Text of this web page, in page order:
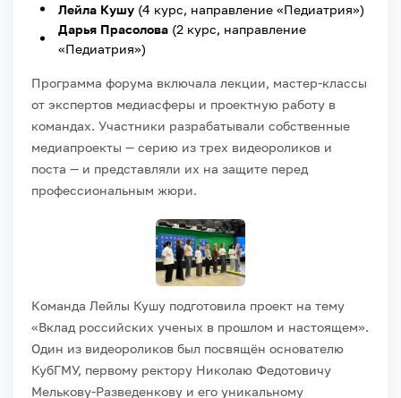
Лейла Кушу (4 курс, направление «Педиатрия»)
Дарья Прасолова (2 курс, направление
«Педиатрия»)
Программа форума включала лекции, мастер-классы
от экспертов медиасферы и проектную работу в
командах. Участники разрабатывали собственные
медиапроекты — серию из трех видеороликов и
поста — и представляли их на защите перед
профессиональным жюри.
Команда Лейлы Кушу подготовила проект на тему
«Вклад российских ученых в прошлом и настоящем».
Один из видеороликов был посвящён основателю
КубГМУ, первому ректору Николаю Федотовичу
Мелькову-Разведенкову и его уникальному